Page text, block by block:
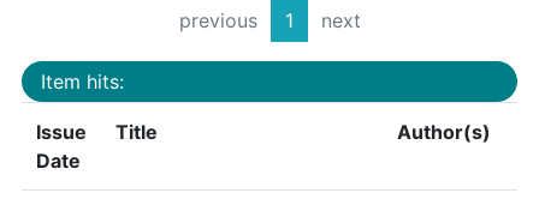
previous 1 next
Item hits:
Issue
Date
Title Author(s)